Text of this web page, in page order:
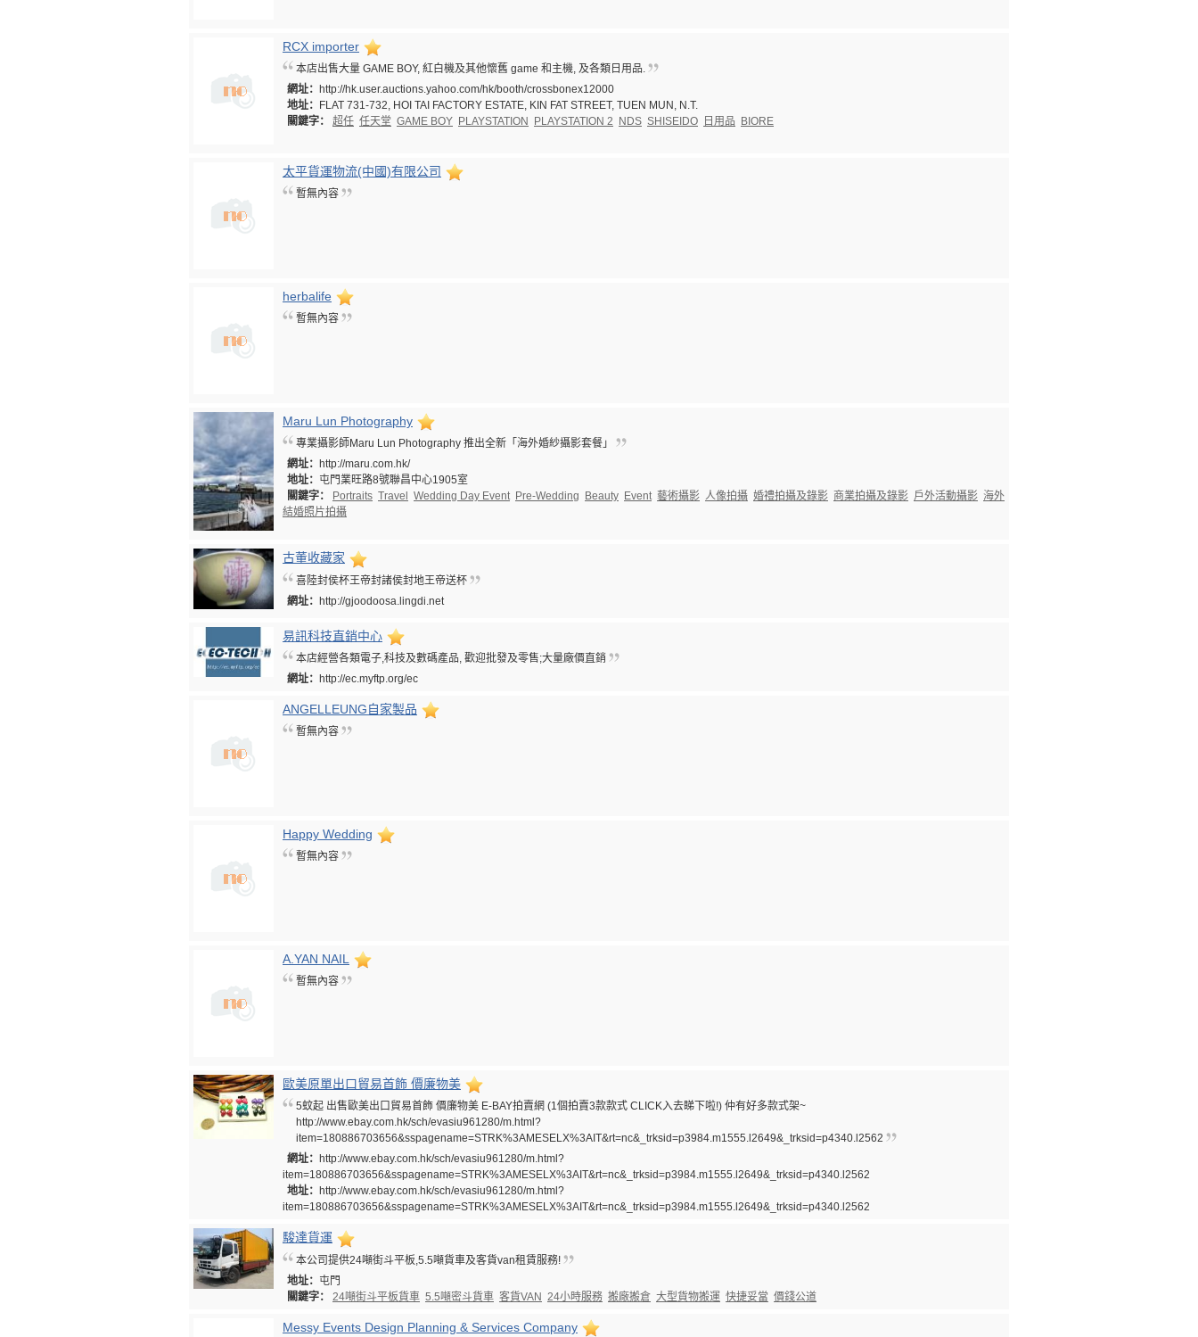
RCX importer
本店出售大量 GAME BOY, 紅白機及其他懷舊 game 和主機, 及各類日用品.
網址：
http://hk.user.auctions.yahoo.com/hk/booth/crossbonex12000
地址：
FLAT 731-732, HOI TAI FACTORY ESTATE, KIN FAT STREET, TUEN MUN, N.T.
關鍵字：
超任 任天堂 GAME BOY PLAYSTATION PLAYSTATION 2 NDS SHISEIDO 日用品 BIORE
太平貨運物流(中國)有限公司
暫無內容
herbalife
暫無內容
Maru Lun Photography
專業攝影師Maru Lun Photography 推出全新「海外婚紗攝影套餐」
網址：
http://maru.com.hk/
地址： 屯門業旺路8號聯昌中心1905室
關鍵字：
Portraits Travel Wedding Day Event Pre-Wedding Beauty Event 藝術攝影 人像拍攝 婚禮拍攝及錄影 商業拍攝及錄影 戶外活動攝影 海外
結婚照片拍攝
古董收藏家
喜陸封侯杯王帝封諸侯封地王帝送杯
網址： http://gjoodoosa.lingdi.net
易訊科技直銷中心
本店經營各類電子,科技及數碼產品, 歡迎批發及零售;大量廠價直銷
網址：
http://ec.myftp.org/ec
ANGELLEUNG自家製品
暫無內容
Happy Wedding
暫無內容
A.YAN NAIL
暫無內容
歐美原單出口貿易首飾 價廉物美
5蚊起 出售歐美出口貿易首飾 價廉物美 E-BAY拍賣網 (1個拍賣3款款式 CLICK入去睇下啦!) 仲有好多款式架~
http://www.ebay.com.hk/sch/evasiu961280/m.html?
item=180886703656&sspagename=STRK%3AMESELX%3AIT&rt=nc&_trksid=p3984.m1555.l2649&_trksid=p4340.l2562
網址：
http://www.ebay.com.hk/sch/evasiu961280/m.html?
item=180886703656&sspagename=STRK%3AMESELX%3AIT&rt=nc&_trksid=p3984.m1555.l2649&_trksid=p4340.l2562
地址：
http://www.ebay.com.hk/sch/evasiu961280/m.html?
item=180886703656&sspagename=STRK%3AMESELX%3AIT&rt=nc&_trksid=p3984.m1555.l2649&_trksid=p4340.l2562
駿達貨運
本公司提供24噸街斗平板,5.5噸貨車及客貨van租賃服務!
地址： 屯門
關鍵字：
24噸街斗平板貨車 5.5噸密斗貨車 客貨VAN 24小時服務 搬廠搬倉 大型貨物搬運 快捷妥當 價錢公道
Messy Events Design Planning & Services Company